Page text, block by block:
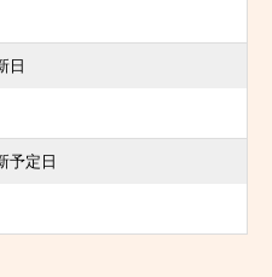
日
予定日